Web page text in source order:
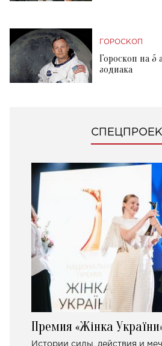
ГОРОСКОП
Гороскоп на 5
зодиака
Премия «Жінка
Истории силы, действия и